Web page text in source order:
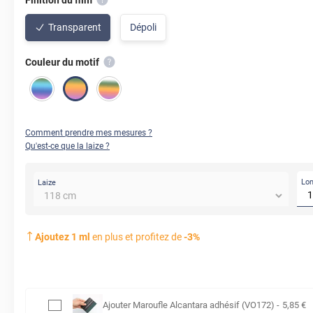
Transparent Dépoli
Couleur du motif
Comment prendre mes mesures ?
Qu'est-ce que la laize ?
Laize
Ajoutez 1 ml en plus et profitez de-3%
Ajouter Maroufle Alcantara adhésif (VO172) - 5,85 €